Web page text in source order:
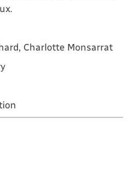
Charlotte Monsarrat